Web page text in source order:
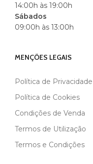
14:00h às 19:00h
Sábados
09:00h às 13:00h
MENÇÕES LEGAIS
Política de Privacidade
Política de Cookies
Condições de Venda
Termos de Utilização
Termos e Condições